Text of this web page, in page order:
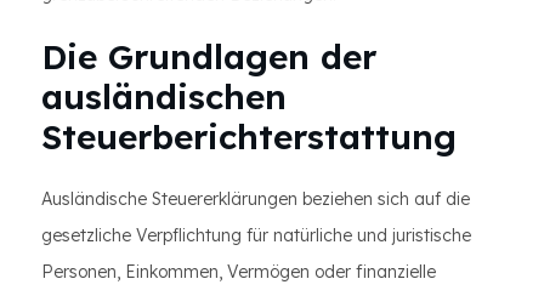
Die Grundlagen der
ausländischen
Steuerberichterstattung
Ausländische Steuererklärungen beziehen sich auf die
gesetzliche Verpflichtung für natürliche und juristische
Personen, Einkommen, Vermögen oder finanzielle